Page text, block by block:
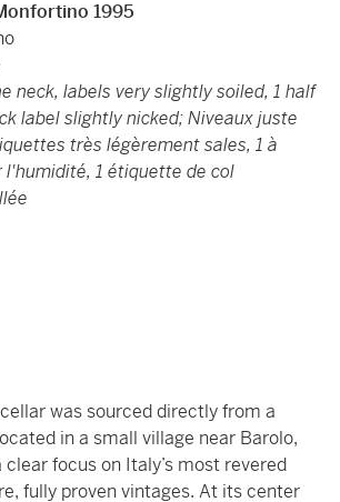
1995
neck, labels very slightly soiled, 1 half
label slightly nicked; Niveaux juste
très légèrement sales, 1 à
1 étiquette de col
was sourced directly from a
in a small village near Barolo,
focus on Italy’s most revered
fully proven vintages. At its center